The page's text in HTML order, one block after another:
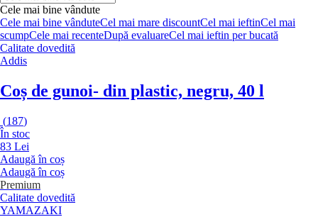
Cele mai bine vândute
Cele mai bine vânduteCel mai mare discountCel mai ieftinCel mai
scumpCele mai recenteDupă evaluareCel mai ieftin per bucată
Calitate dovedită
Addis
Coș de gunoi- din plastic, negru, 40 l
(187)
În stoc
83 Lei
Adaugă în coș
Adaugă în coș
Premium
Calitate dovedită
YAMAZAKI